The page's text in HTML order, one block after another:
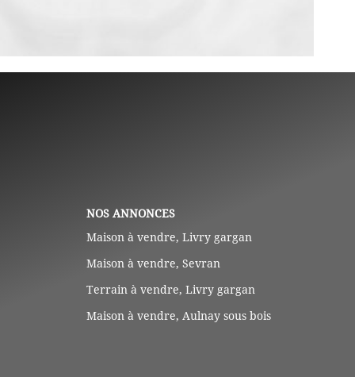
NOS ANNONCES
Maison à vendre, Livry gargan
Maison à vendre, Sevran
Terrain à vendre, Livry gargan
Maison à vendre, Aulnay sous bois